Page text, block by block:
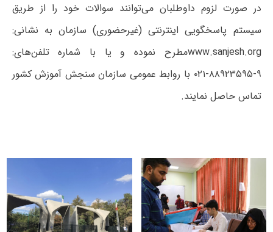
در صورت‌ لزوم‌ داوطلبان می‌توانند سوالات خود را از طریق
سیستم پاسخگویی اینترنتی (غیرحضوری) سازمان به نشانی:
www.sanjesh.orgمطرح نموده و یا با شماره تلفن‌های:
۹-۸۸۹۲۳۵۹۵‌-۰۲۱ با روابط عمومی ‌سازمان‌ سنجش‌ آموزش‌ کشور
تماس‌ حاصل‌ نمایند.